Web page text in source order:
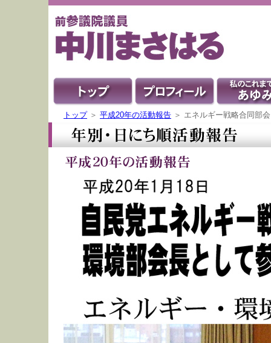
トップ＞ 平成20年の活動報告 ＞ エネルギー戦略合同部